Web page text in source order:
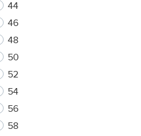
44
46
48
50
52
54
56
58